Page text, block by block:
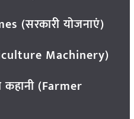
(सरकारी योजनाएं)
Machinery)
(Farmer